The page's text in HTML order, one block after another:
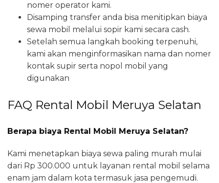
nomer operator kami.
Disamping transfer anda bisa menitipkan biaya
sewa mobil melalui sopir kami secara cash.
Setelah semua langkah booking terpenuhi,
kami akan menginformasikan nama dan nomer
kontak supir serta nopol mobil yang
digunakan
FAQ Rental Mobil Meruya Selatan
Berapa biaya Rental Mobil Meruya Selatan?
Kami menetapkan biaya sewa paling murah mulai
dari Rp 300.000 untuk layanan rental mobil selama
enam jam dalam kota termasuk jasa pengemudi.